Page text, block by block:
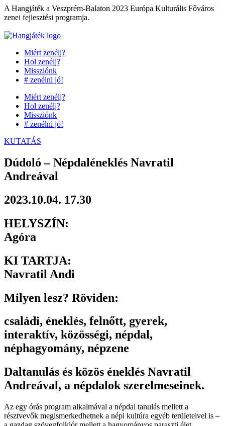
Ugrás
a
A Hangjáték a Veszprém-Balaton 2023 Európa Kulturális Főváros
zenei fejlesztési programja.
Miért zenélj?
Hol zenélj?
Missziónk
# zenélni jó!
Miért zenélj?
Hol zenélj?
Missziónk
# zenélni jó!
KUTATÁS
Dúdoló – Népdaléneklés Navratil
Andreával
2023.10.04. 17.30
HELYSZÍN:
Agóra
KI TARTJA:
Navratil Andi
Milyen lesz? Röviden:
családi, éneklés, felnőtt, gyerek,
interaktív, közösségi, népdal,
néphagyomány, népzene
Daltanulás és közös éneklés Navratil
Andreával, a népdalok szerelmeseinek.
Az egy órás program alkalmával a népdal tanulás mellett a
résztvevők megismerkedhetnek a népi kultúra egyéb területeivel is –